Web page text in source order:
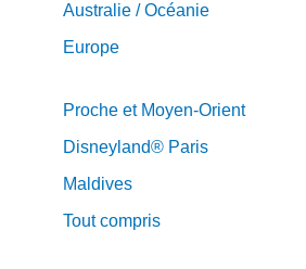
Australie / Océanie
Europe
Proche et Moyen-Orient
Disneyland® Paris
Maldives
Tout compris